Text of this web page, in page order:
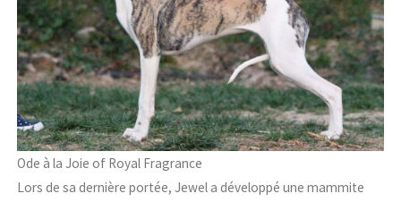
Ode à la Joie of Royal Fragrance
Lors de sa dernière portée, Jewel a développé une mammite